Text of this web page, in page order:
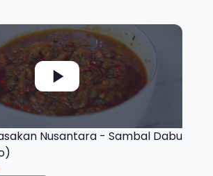
Nusantara - Sambal Dabu